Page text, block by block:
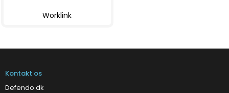
Worklink
Kontakt os
Defendo.dk